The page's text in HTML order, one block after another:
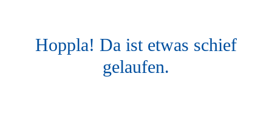
Hoppla! Da ist etwas schief
gelaufen.